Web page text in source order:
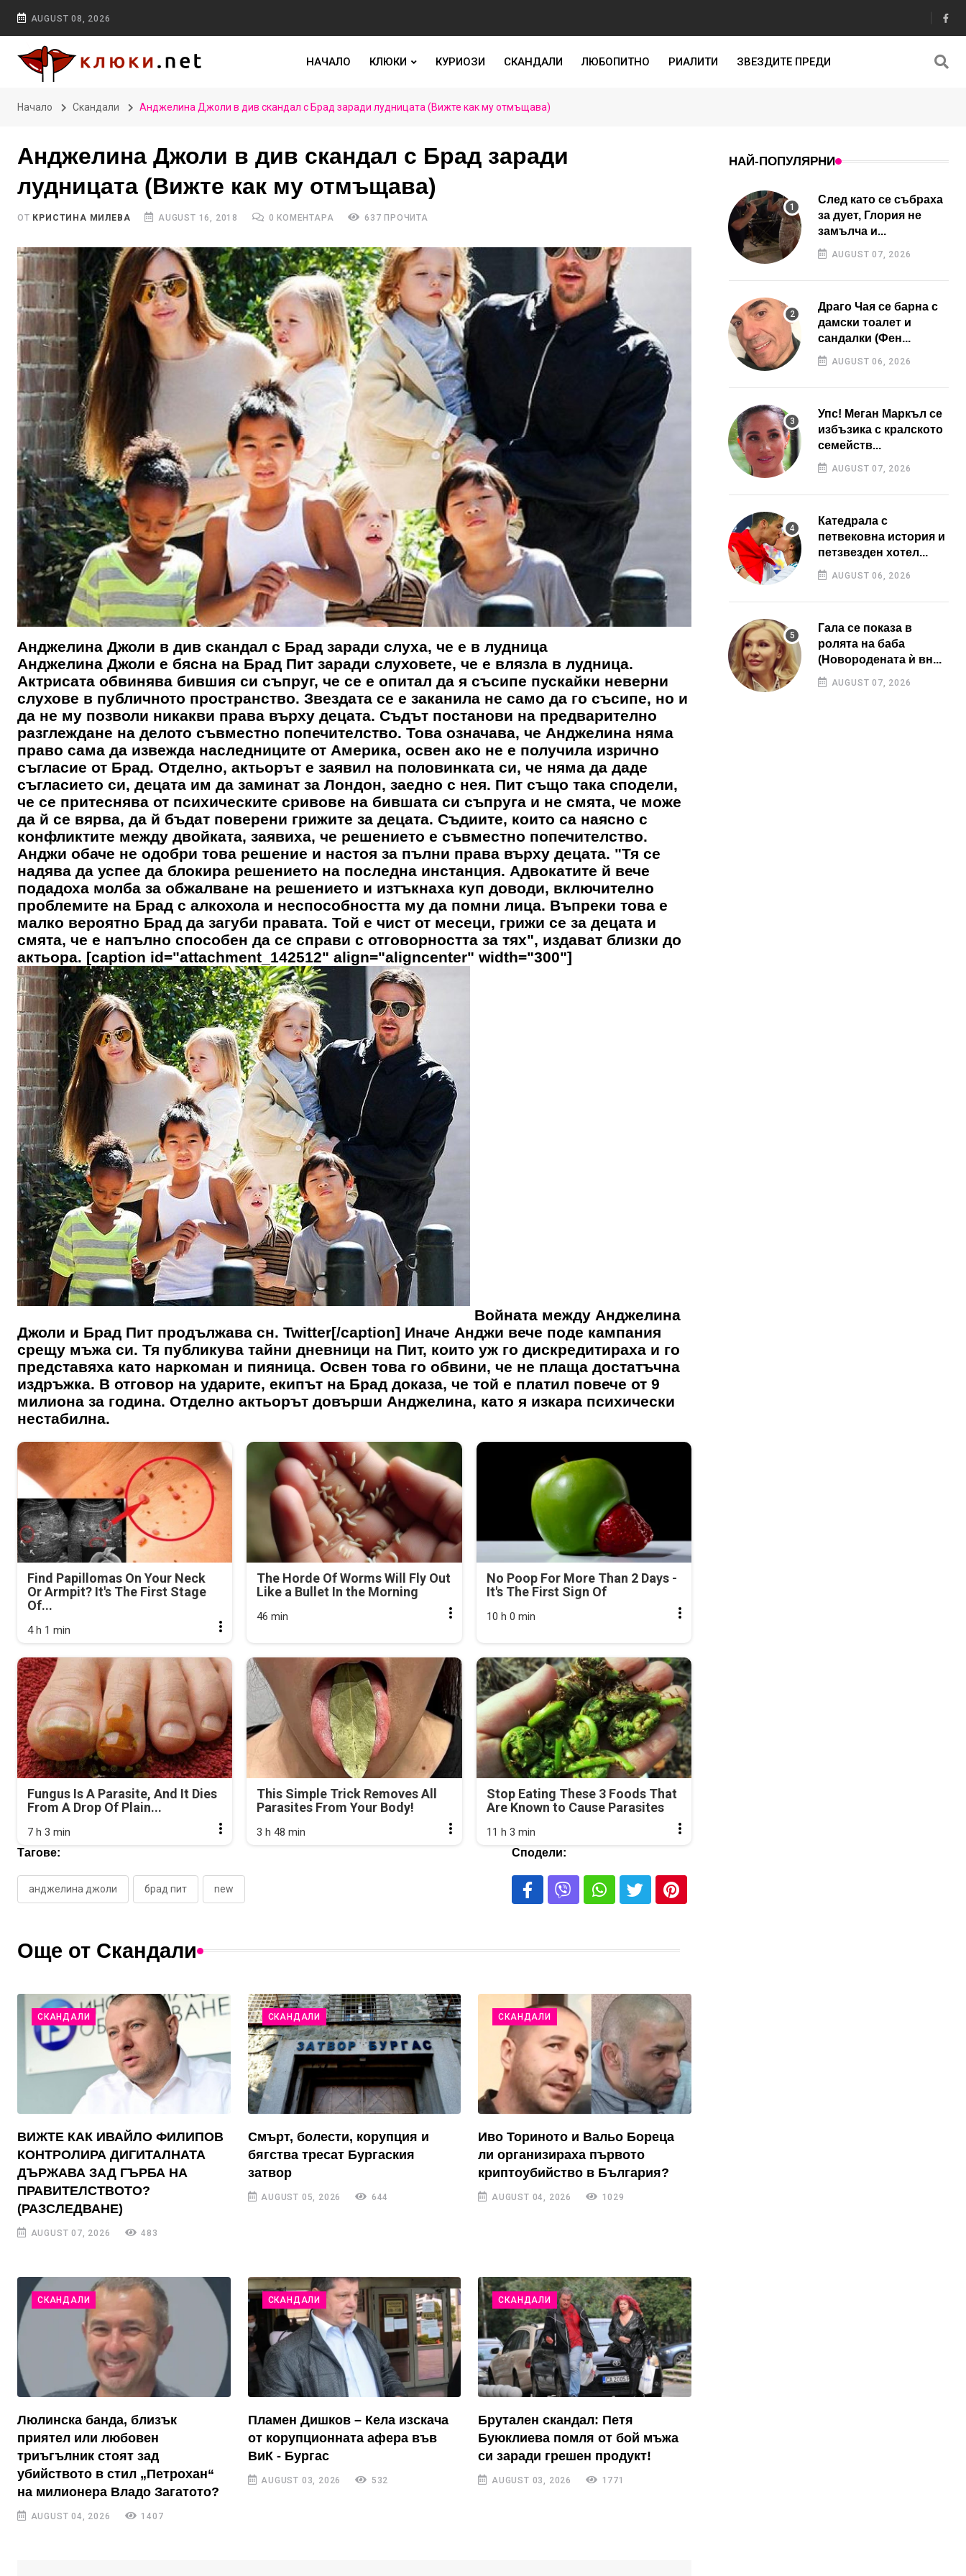
AUGUST 08, 2026
НАЧАЛО КЛЮКИ КУРИОЗИ СКАНДАЛИ ЛЮБОПИТНО РИАЛИТИ ЗВЕЗДИТЕ ПРЕДИ
Начало Скандали Анджелина Джоли в див скандал с Брад заради лудницата (Вижте как му отмъщава)
Анджелина Джоли в див скандал с Брад заради
лудницата (Вижте как му отмъщава)
ОТ КРИСТИНА МИЛЕВА AUGUST 16, 2018 0 КОМЕНТАРА 637 ПРОЧИТА
Анджелина Джоли в див скандал с Брад заради слуха, че е в лудница
Анджелина Джоли е бясна на Брад Пит заради слуховете, че е влязла в лудница.
Актрисата обвинява бившия си съпруг, че се е опитал да я съсипе пускайки неверни
слухове в публичното пространство. Звездата се е заканила не само да го съсипе, но и
да не му позволи никакви права върху децата. Съдът постанови на предварително
разглеждане на делото съвместно попечителство. Това означава, че Анджелина няма
право сама да извежда наследниците от Америка, освен ако не е получила изрично
съгласие от Брад. Отделно, актьорът е заявил на половинката си, че няма да даде
съгласието си, децата им да заминат за Лондон, заедно с нея. Пит също така сподели,
че се притеснява от психическите сривове на бившата си съпруга и не смята, че може
да й се вярва, да й бъдат поверени грижите за децата. Съдиите, които са наясно с
конфликтите между двойката, заявиха, че решението е съвместно попечителство.
Анджи обаче не одобри това решение и настоя за пълни права върху децата. "Тя се
надява да успее да блокира решението на последна инстанция. Адвокатите й вече
подадоха молба за обжалване на решението и изтъкнаха куп доводи, включително
проблемите на Брад с алкохола и неспособността му да помни лица. Въпреки това е
малко вероятно Брад да загуби правата. Той е чист от месеци, грижи се за децата и
смята, че е напълно способен да се справи с отговорността за тях", издават близки до
актьора. [caption id="attachment_142512" align="aligncenter" width="300"]
Войната между Анджелина
Джоли и Брад Пит продължава сн. Twitter[/caption] Иначе Анджи вече поде кампания
срещу мъжа си. Тя публикува тайни дневници на Пит, които уж го дискредитираха и го
представяха като наркоман и пияница. Освен това го обвини, че не плаща достатъчна
издръжка. В отговор на ударите, екипът на Брад доказа, че той е платил повече от 9
милиона за година. Отделно актьорът довърши Анджелина, като я изкара психически
нестабилна.
Find Papillomas On Your Neck
Or Armpit? It's The First Stage
Of...
4 h 1 min
The Horde Of Worms Will Fly Out
Like a Bullet In the Morning
46 min
No Poop For More Than 2 Days -
It's The First Sign Of
10 h 0 min
Fungus Is A Parasite, And It Dies
From A Drop Of Plain...
7 h 3 min
This Simple Trick Removes All
Parasites From Your Body!
3 h 48 min
Stop Eating These 3 Foods That
Are Known to Cause Parasites
11 h 3 min
Тагове:
анджелина джоли брад пит new
Сподели:
Още от Скандали
СКАНДАЛИ
ВИЖТЕ КАК ИВАЙЛО ФИЛИПОВ
КОНТРОЛИРА ДИГИТАЛНАТА
ДЪРЖАВА ЗАД ГЪРБА НА
ПРАВИТЕЛСТВОТО?
(РАЗСЛЕДВАНЕ)
AUGUST 07, 2026 483
СКАНДАЛИ
Смърт, болести, корупция и
бягства тресат Бургаския
затвор
AUGUST 05, 2026 644
СКАНДАЛИ
Иво Ториното и Вальо Бореца
ли организираха първото
криптоубийство в България?
AUGUST 04, 2026 1029
СКАНДАЛИ
Люлинска банда, близък
приятел или любовен
триъгълник стоят зад
убийството в стил „Петрохан“
на милионера Владо Загатото?
AUGUST 04, 2026 1407
СКАНДАЛИ
Пламен Дишков – Кела изскача
от корупционната афера във
ВиК - Бургас
AUGUST 03, 2026 532
СКАНДАЛИ
Брутален скандал: Петя
Буюклиева помля от бой мъжа
си заради грешен продукт!
AUGUST 03, 2026 1771
НАЙ-ПОПУЛЯРНИ
След като се събраха
за дует, Глория не
замълча и...
AUGUST 07, 2026
Драго Чая се барна с
дамски тоалет и
сандалки (Фен...
AUGUST 06, 2026
Упс! Меган Маркъл се
избъзика с кралското
семейств...
AUGUST 07, 2026
Катедрала с
петвековна история и
петзвезден хотел...
AUGUST 06, 2026
Гала се показа в
ролята на баба
(Новородената ѝ вн...
AUGUST 07, 2026